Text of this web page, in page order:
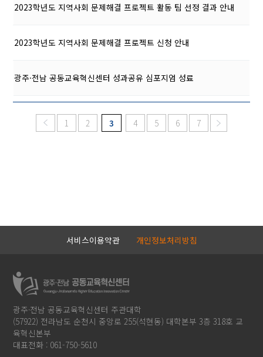
2023학년도 지역사회 문제해결 프로젝트 활동 팀 선정 결과 안내
2023학년도 지역사회 문제해결 프로젝트 신청 안내
광주·전남 공동교육혁신센터 성과공유 심포지엄 성료
1 2 3 4 5 6 7
서비스이용약관 개인정보처리방침
광주·전남 공동교육혁신센터 주관대학
(57922) 전라남도 순천시 중앙로 255(석현동) 대학본부 3층 318호 교
육혁신본부
대표전화 : 061-750-5610